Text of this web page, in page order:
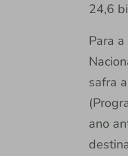
24,6
Para
safra
ano